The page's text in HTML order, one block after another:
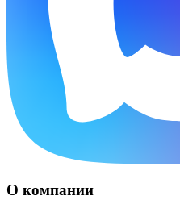
О компании